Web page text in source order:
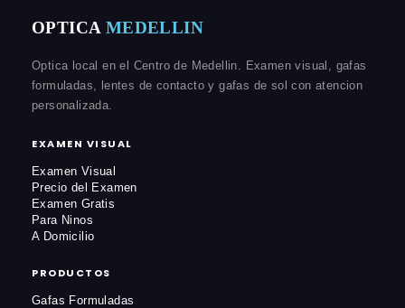
OPTICA MEDELLIN
Optica local en el Centro de Medellin. Examen visual, gafas
formuladas, lentes de contacto y gafas de sol con atencion
personalizada.
EXAMEN VISUAL
Examen Visual
Precio del Examen
Examen Gratis
Para Ninos
A Domicilio
PRODUCTOS
Gafas Formuladas